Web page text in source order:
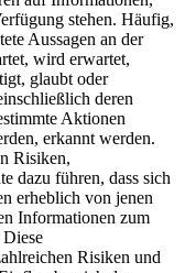
stehen. Häufig,
Aussagen an der
wird erwartet,
glaubt oder
deren
Aktionen
erkannt werden.
Risiken,
dazu führen, dass sich
erheblich von jenen
Informationen zum
Risiken und